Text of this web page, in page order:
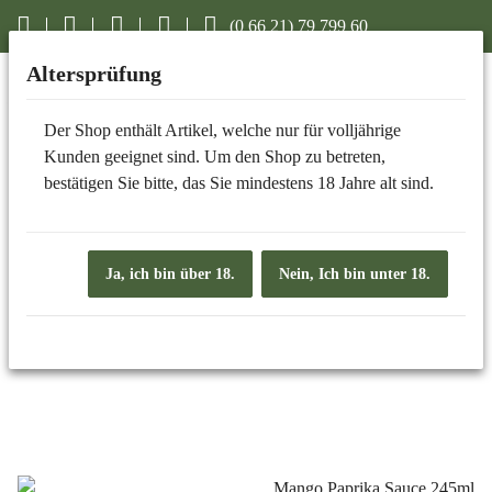
(0 66 21) 79 799 60
GRILLSAUCEN
Altersprüfung
Der Shop enthält Artikel, welche nur für volljährige
Kunden geeignet sind. Um den Shop zu betreten,
bestätigen Sie bitte, das Sie mindestens 18 Jahre alt sind.
Ja, ich bin über 18. Nein, Ich bin unter 18.